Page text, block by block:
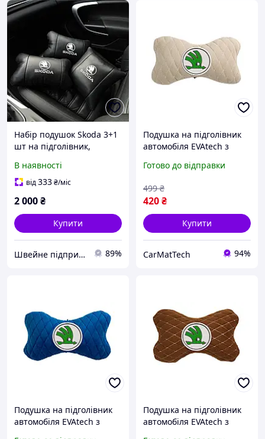
Набір подушок Skoda 3+1
шт на підголівник,
вишивка
В наявності
від333₴/міс
2 000₴
Купити
Швейне підприємство - DELTA PLUS 89%
Подушка на підголівник
автомобіля EVAtech з
Skoda бежева з бежевою
SPALMRIIV028
Готово до відправки
420₴
499 ₴
Купити
CarMatTech 94%
Подушка на підголівник
автомобіля EVAtech з
Подушка на підголівник
автомобіля EVAtech з